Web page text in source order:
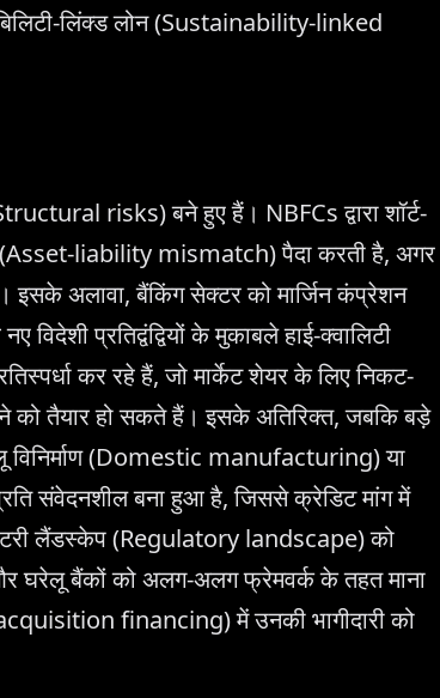
लिंक्ड लोन (Sustainability-linked
risks) बने हुए हैं। NBFCs द्वारा शॉर्ट-
(Asset-liability mismatch) पैदा करती है, अगर
इसके अलावा, बैंकिंग सेक्टर को मार्जिन कंप्रेशन
प्रतिद्वंद्वियों के मुकाबले हाई-क्वालिटी
कर रहे हैं, जो मार्केट शेयर के लिए निकट-
तैयार हो सकते हैं। इसके अतिरिक्त, जबकि बड़े
(Domestic manufacturing) या
संवेदनशील बना हुआ है, जिससे क्रेडिट मांग में
लैंडस्केप (Regulatory landscape) को
घरेलू बैंकों को अलग-अलग फ्रेमवर्क के तहत माना
financing) में उनकी भागीदारी को